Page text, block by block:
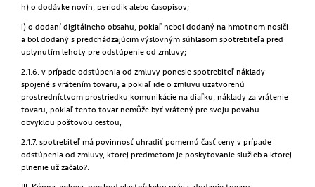
h) o dodávke novín, periodik alebo časopisov;
i) o dodaní digitálneho obsahu, pokiaľ nebol dodaný na hmotnom nosiči
a bol dodaný s predchádzajúcim výslovným súhlasom spotrebiteľa pred
uplynutím lehoty pre odstúpenie od zmluvy;
2.1.6. v prípade odstúpenia od zmluvy ponesie spotrebiteľ náklady
spojené s vrátením tovaru, a pokiaľ ide o zmluvu uzatvorenú
prostredníctvom prostriedku komunikácie na diaľku, náklady za vrátenie
tovaru, pokiaľ tento tovar nemôže byť vrátený pre svoju povahu
obvyklou poštovou cestou;
2.1.7. spotrebiteľ má povinnosť uhradiť pomernú časť ceny v prípade
odstúpenia od zmluvy, ktorej predmetom je poskytovanie služieb a ktorej
plnenie už začalo?.